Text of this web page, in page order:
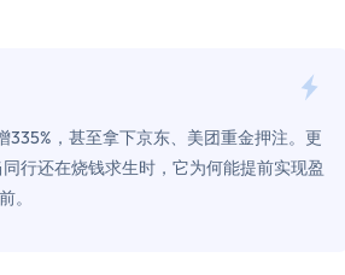
！
，甚至拿下京东、美团重金押注。更
行还在烧钱求生时，它为何能提前实现盈
。